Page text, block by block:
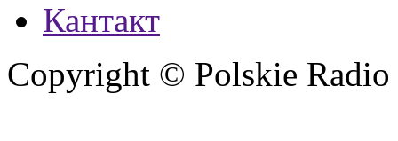
Кантакт
Copyright © Polskie